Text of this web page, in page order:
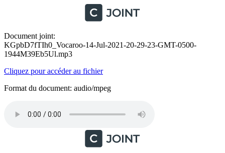
Document joint:
KGpbD7fTIh0_Vocaroo-14-Jul-2021-20-29-23-GMT-0500-
1944M39Eb5Ul.mp3
Cliquez pour accéder au fichier
Format du document: audio/mpeg